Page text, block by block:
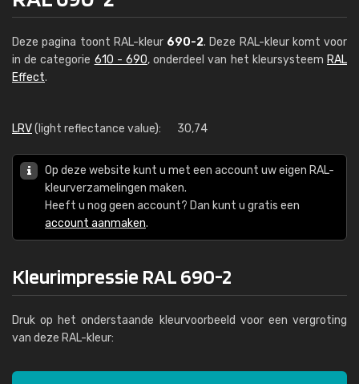
Deze pagina toont RAL-kleur 690-2. Deze RAL-kleur komt voor
in de categorie 610 - 690, onderdeel van het kleursysteem RAL
Effect.
LRV(light reflectance value): 30,74
Op deze website kunt u met een account uw eigen RAL-
kleurverzamelingen maken.
Heeft u nog geen account? Dan kunt u gratis een
account aanmaken.
Kleurimpressie RAL 690-2
Druk op het onderstaande kleurvoorbeeld voor een vergroting
van deze RAL-kleur: